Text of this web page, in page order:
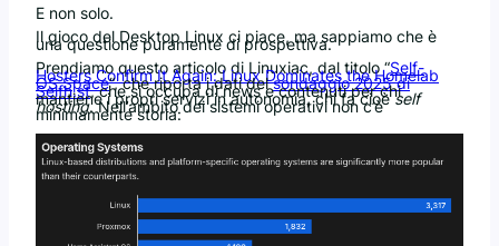
E non solo.
Il gioco del Desktop Linux ci piace, ma sappiamo che è
una questione puramente di prospettiva.
Prendiamo questo articolo di Linuxiac, dal titolo “Self-
Hosters Confirm It Again: Linux Dominates the Homelab
OS Space“, che riporta i dati delsondaggio 2025 di
Selfh.st, che si occupa di news e contenuti per chi
mantiene i propri servizi in autonomia, chi fa cioèself
hosting. Nell’ambito dei sistemi operativi non c’è
minimamente storia: